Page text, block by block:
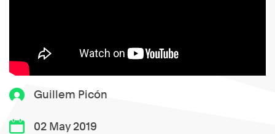
Guillem Picón
02 May 2019